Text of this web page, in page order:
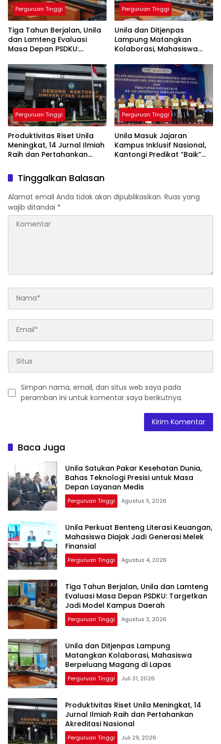
Perguruan Tinggi
Tiga Tahun Berjalan, Unila
dan Lamteng Evaluasi
Masa Depan PSDKU:
Kampus Daerah
Perguruan Tinggi
Unila dan Ditjenpas
Lampung Matangkan
Kolaborasi, Mahasiswa
Lapas
Perguruan Tinggi
Produktivitas Riset Unila
Meningkat, 14 Jurnal Ilmiah
Raih dan Pertahankan
Perguruan Tinggi
Unila Masuk Jajaran
Kampus Inklusif Nasional,
Kantongi Predikat “Baik”
Tinggalkan Balasan
Alamat email Anda tidak akan dipublikasikan. Ruas yang
wajib ditandai *
Simpan nama, email, dan situs web saya pada
peramban ini untuk komentar saya berikutnya.
Baca Juga
Unila Satukan Pakar Kesehatan Dunia,
Bahas Teknologi Presisi untuk Masa
Depan Layanan Medis
Perguruan Tinggi Agustus 5, 2026
Unila Perkuat Benteng Literasi Keuangan,
Mahasiswa Diajak Jadi Generasi Melek
Finansial
Perguruan Tinggi Agustus 4, 2026
Tiga Tahun Berjalan, Unila dan Lamteng
Evaluasi Masa Depan PSDKU: Targetkan
Jadi Model Kampus Daerah
Perguruan Tinggi Agustus 3, 2026
Unila dan Ditjenpas Lampung
Matangkan Kolaborasi, Mahasiswa
Berpeluang Magang di Lapas
Perguruan Tinggi Juli 31, 2026
Produktivitas Riset Unila Meningkat, 14
Jurnal Ilmiah Raih dan Pertahankan
Akreditasi Nasional
Perguruan Tinggi Juli 29, 2026